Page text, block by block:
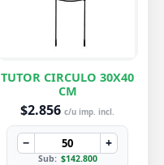
TUTOR CIRCULO 30X40
CM
$2.856 c/u imp. incl.
− +
Sub: $142.800